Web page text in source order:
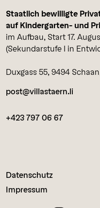
Staatlich bewilligte
auf Kindergarten- und
im Aufbau, Start 17.
(Sekundarstufe I in
Duxgass 55, 9494
post@villastaern.li
+423 797 06 67
Datenschutz
Impressum